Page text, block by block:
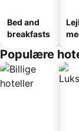
Bed and
breakfasts
Populære